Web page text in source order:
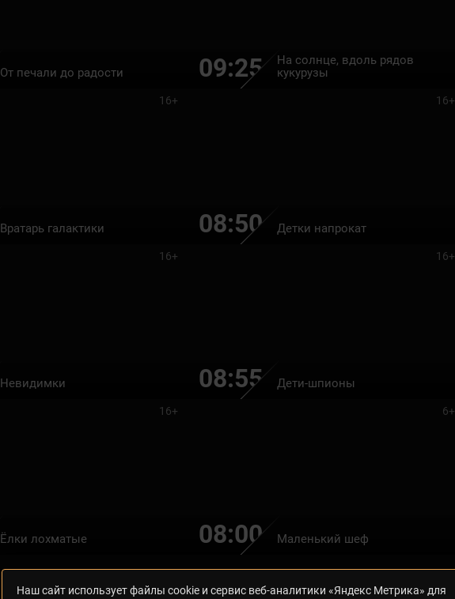
От печали до радости 09:25
На солнце, вдоль рядов
кукурузы
16+
Вратарь галактики
16+
08:50 Детки напрокат
16+
Невидимки
16+
08:55 Дети-шпионы
16+
Ёлки лохматые
6+
08:00 Маленький шеф
Наш сайт использует файлы cookie и сервис веб-аналитики «Яндекс Метрика» для